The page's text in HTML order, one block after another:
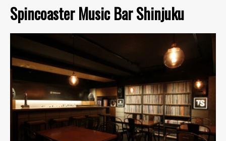
Spincoaster Music Bar Shinjuku